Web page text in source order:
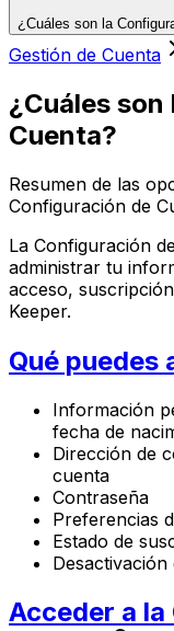
¿Cuáles son la
Gestión de Cuenta
¿Cuáles
Cuenta?
Resumen de las
Configuración de
La Configuración
administrar tu
acceso,
Keeper.
Qué puedes
Información
fecha de
Dirección de
cuenta
Contraseña
Preferencias
Estado de
Acceder a